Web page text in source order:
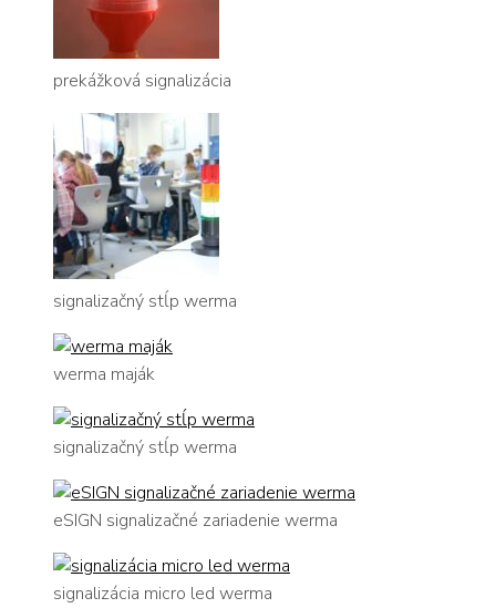
prekážková signalizácia
signalizačný stĺp werma
werma maják
signalizačný stĺp werma
eSIGN signalizačné zariadenie werma
signalizácia micro led werma